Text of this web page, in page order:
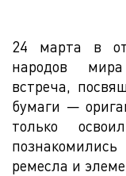
24 марта в
народов мира
встреча,
бумаги —
только
ремесла и